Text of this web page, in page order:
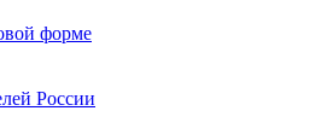
форме
России